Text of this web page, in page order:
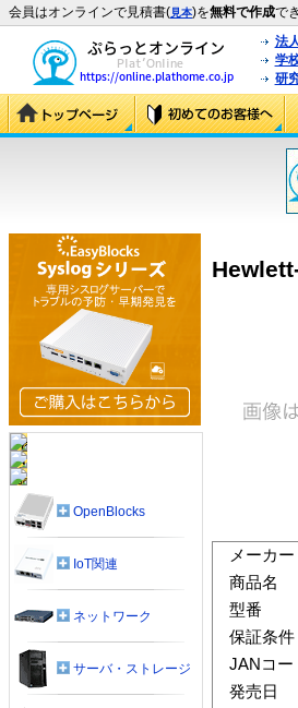
会員はオンラインで見積書(見本)を無料で作成で
法
学
研
メーカー
商品名
型番
保証条件
JANコー
発売日
OpenBlocks
IoT関連
ネットワーク
サーバ・ストレージ